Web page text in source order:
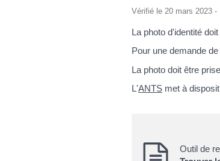
Vérifié le 20 mars 2023
La photo d'identité
Pour une demande
La photo doit être
L'ANTS met à
Outil de